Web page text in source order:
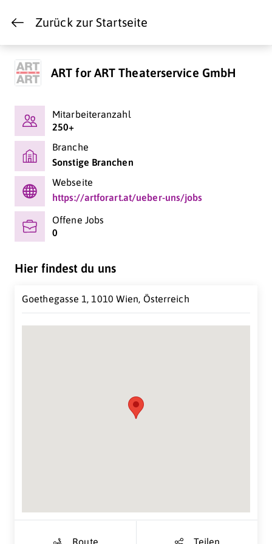
Zurück zur Startseite
ART for ART Theaterservice GmbH
Mitarbeiteranzahl
250+
Branche
Sonstige Branchen
Webseite
https://artforart.at/ueber-uns/jobs
Offene Jobs
0
Hier findest du uns
Goethegasse 1, 1010 Wien, Österreich
Route Teilen